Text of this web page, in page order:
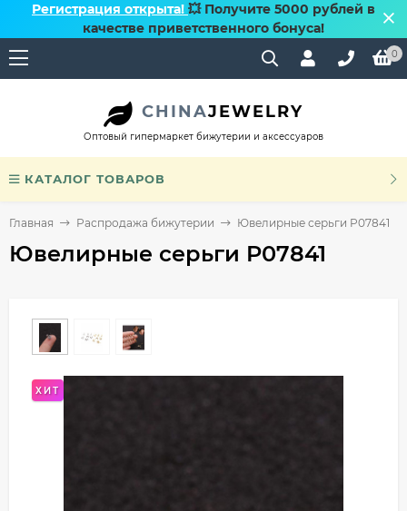
Регистрация открыта! 💥 Получите 5000 рублей в
качестве приветственного бонуса!
0
CHINAJEWELRY
Оптовый гипермаркет бижутерии и аксессуаров
КАТАЛОГ ТОВАРОВ
Главная Распродажа бижутерии Ювелирные серьги P07841
Ювелирные серьги P07841
ХИТ